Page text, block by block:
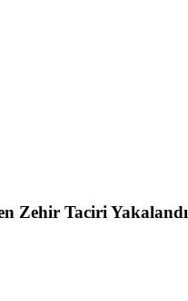
Zehir Taciri Yakalandı